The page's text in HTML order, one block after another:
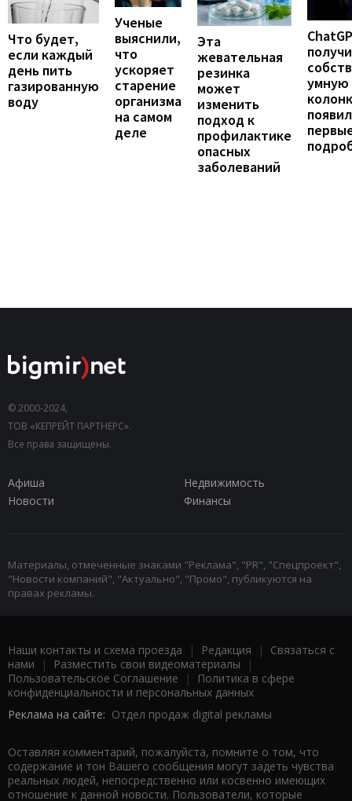
Что будет,
если каждый
день пить
газированную
воду
Ученые
выяснили,
что
ускоряет
старение
организма
на самом
деле
Эта
жевательная
резинка
может
изменить
подход к
профилактике
опасных
заболеваний
умную
© 2000-2024,
ТОВ «КЕПРЕЙТ ПАРТНЕРС».
Все права защищены.
Афиша
Недвижимость
Новости
Финансы
Материалы, отмеченные знаками "Реклама", "PR", "Спецпроект",
"Новости компаний", "Актуально", "Промо", публикуются на
правах рекламы.
Наши контакты и схема проезда | Редакция | Связаться с
нами | Разместить свои видеоматериалы |
Пользовательское Соглашение |
Политика в сфере
конфиденциальности и персональных данных
Реклама на сайте: Отдел продаж digital рекламы
Оставляя комментарий, пожалуйста, помните о том, что
содержание и тон Вашего сообщения могут задеть чувства
реальных людей, непосредственно или косвенно имеющих
отношение к данной новости. Пользователи, которые